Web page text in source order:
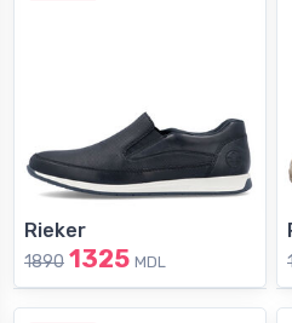
Rieker
1890 1325 MDL